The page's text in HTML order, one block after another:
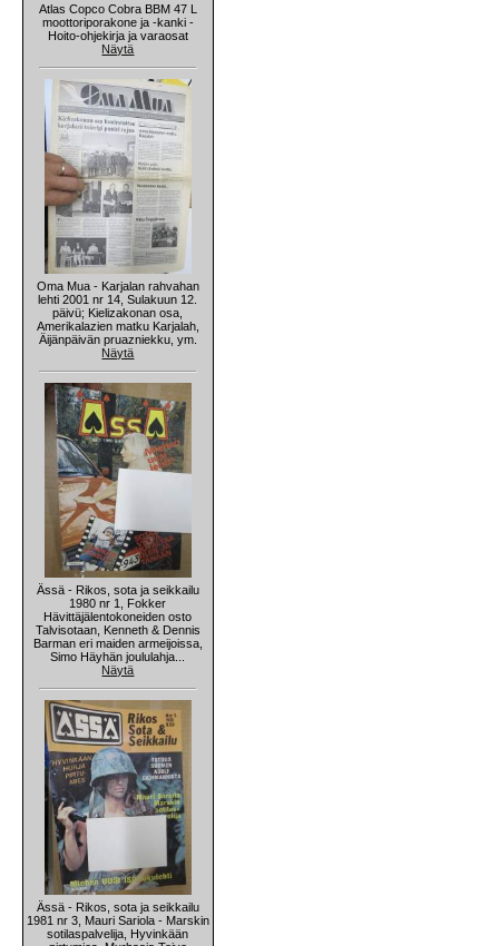
Atlas Copco Cobra BBM 47 L
moottoriporakone ja -kanki -
Hoito-ohjekirja ja varaosat
Näytä
Oma Mua - Karjalan rahvahan
lehti 2001 nr 14, Sulakuun 12.
päivü; Kielizakonan osa,
Amerikalazien matku Karjalah,
Äijänpäivän pruazniekku, ym.
Näytä
Ässä - Rikos, sota ja seikkailu
1980 nr 1, Fokker
Hävittäjälentokoneiden osto
Talvisotaan, Kenneth & Dennis
Barman eri maiden armeijoissa,
Simo Häyhän joululahja...
Näytä
Ässä - Rikos, sota ja seikkailu
1981 nr 3, Mauri Sariola - Marskin
sotilaspalvelija, Hyvinkään